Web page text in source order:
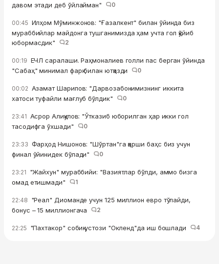
давом этади деб ўйлайман"
0
00:45 Илҳом Мўминжонов: "Ғазалкент" билан ўйинда биз
мураббийлар майдонга тушганимизда ҳам учта гол қўйиб
юбормасдик"
2
00:19 ЕЧЛ саралаши. Раҳмоналиев голли пас берган ўйинда
"Сабаҳ" минимал фарқ билан ютқазди
0
00:02 Азамат Шарипов: "Дарвозабонимизнинг иккита
хатоси туфайли мағлуб бўлдик"
0
23:41 Асрор Алиқулов: "Ўтказиб юборилган ҳар икки гол
тасодифга ўхшади"
0
23:33 Фарҳод Нишонов: "Шўртан"га қарши баҳс биз учун
финал ўйинидек бўлади"
0
23:21 "Жайхун" мураббийи: "Вазиятлар бўлди, аммо бизга
омад етишмади"
1
22:48 "Реал" Диоманде учун 125 миллион евро тўлайди,
бонус – 15 миллионгача
2
22:25 "Пахтакор" собиқ устози "Окленд"да иш бошлади 4